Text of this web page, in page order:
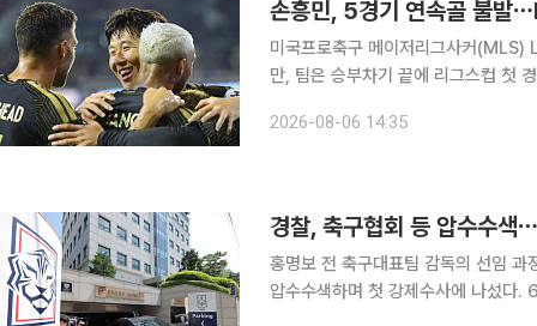
손흥민, 5경기 연속골 불발
미국프로축구 메이저리그사커(MLS)
만, 팀은 승부차기 끝에 리그스컵 첫 경기를 승리로 마무
가 MX의 치바스 과달라하라와 1-1로
2026-08-06 14:35
경찰, 축구협회 등 압수수색
홍명보 전 축구대표팀 감독의 선임 과
압수수색하며 첫 강제수사에 나섰다. 6일 연합뉴스에 따르면 서울경찰청 광역수사단 금융범죄수사